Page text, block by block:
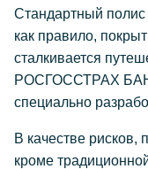
Стандартный
как правило,
сталкивается
РОСГОССТРАХ
специально
В качестве
кроме